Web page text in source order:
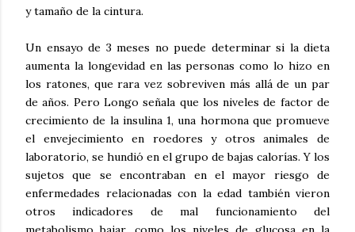
y tamaño de la cintura.
Un ensayo de 3 meses no puede determinar si la dieta
aumenta la longevidad en las personas como lo hizo en
los ratones, que rara vez sobreviven más allá de un par
de años. Pero Longo señala que los niveles de factor de
crecimiento de la insulina 1, una hormona que promueve
el envejecimiento en roedores y otros animales de
laboratorio, se hundió en el grupo de bajas calorías. Y los
sujetos que se encontraban en el mayor riesgo de
enfermedades relacionadas con la edad también vieron
otros indicadores de mal funcionamiento del